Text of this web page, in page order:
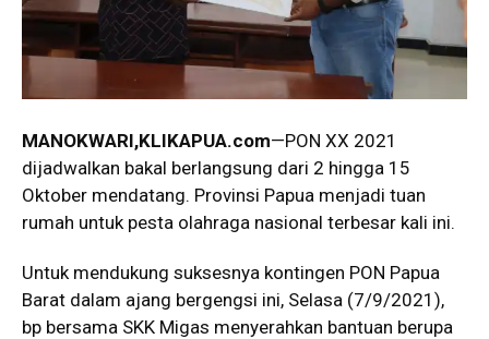
MANOKWARI,KLIKAPUA.com—PON XX 2021
dijadwalkan bakal berlangsung dari 2 hingga 15
Oktober mendatang. Provinsi Papua menjadi tuan
rumah untuk pesta olahraga nasional terbesar kali ini.
Untuk mendukung suksesnya kontingen PON Papua
Barat dalam ajang bergengsi ini, Selasa (7/9/2021),
bp bersama SKK Migas menyerahkan bantuan berupa